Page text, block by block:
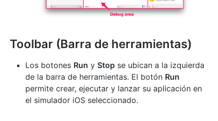
Toolbar (Barra de herramientas)
Los botones Run y Stop se ubican a la izquierda
de la barra de herramientas. El botón Run
permite crear, ejecutar y lanzar su aplicación en
el simulador iOS seleccionado.